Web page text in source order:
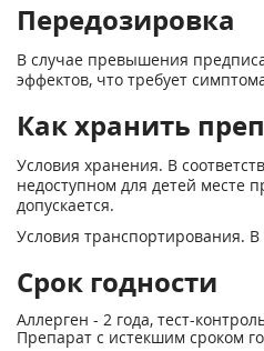
Передозировка
В случае превышения
эффектов, что требует
Как хранить
Условия хранения. В
недоступном для детей месте
допускается.
Условия транспортирования.
Срок годности
Аллерген - 2 года, тест-
Препарат с истекшим сроком